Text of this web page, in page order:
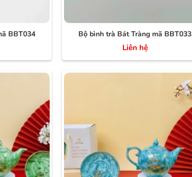
BBT034 Bộ bình trà Bát Tràng mã BBT033
Liên hệ